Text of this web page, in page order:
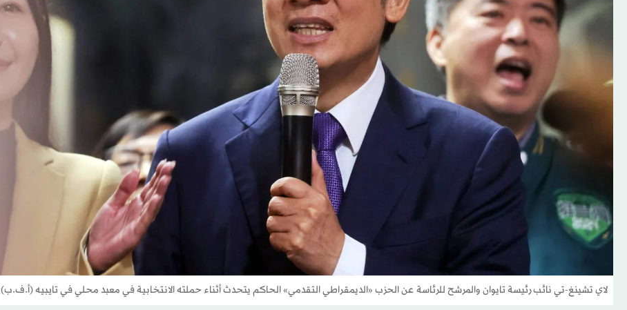
لاي تشينغ-تي نائب رئيسة تايوان والمرشح للرئاسة عن الحزب «الديمقراطي التقدمي» الحاكم يتحدث أثناء حملته الانتخابية في معبد محلي في تايبيه (أ.ف.ب)